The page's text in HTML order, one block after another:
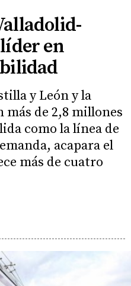
en
y León y la
más de 2,8 millones
como la línea de
acapara el
más de cuatro